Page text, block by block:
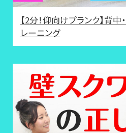
【2分！仰向けプランク】背中
レーニング